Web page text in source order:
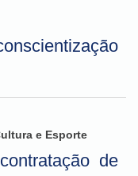
e Esporte
de